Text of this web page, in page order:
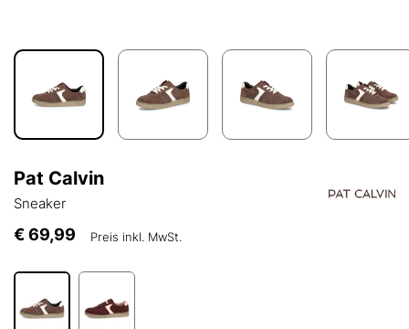
Pat Calvin
Sneaker
€ 69,99 Preis inkl. MwSt.